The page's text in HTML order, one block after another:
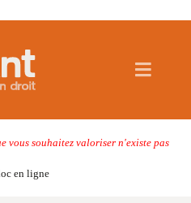
vous souhaitez valoriser n'existe pas
en ligne